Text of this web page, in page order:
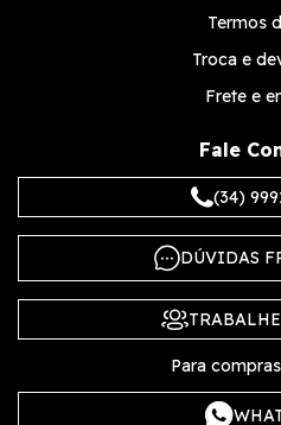
Termos
Troca e
Frete e
Fale
(34)
DÚVIDAS
Para